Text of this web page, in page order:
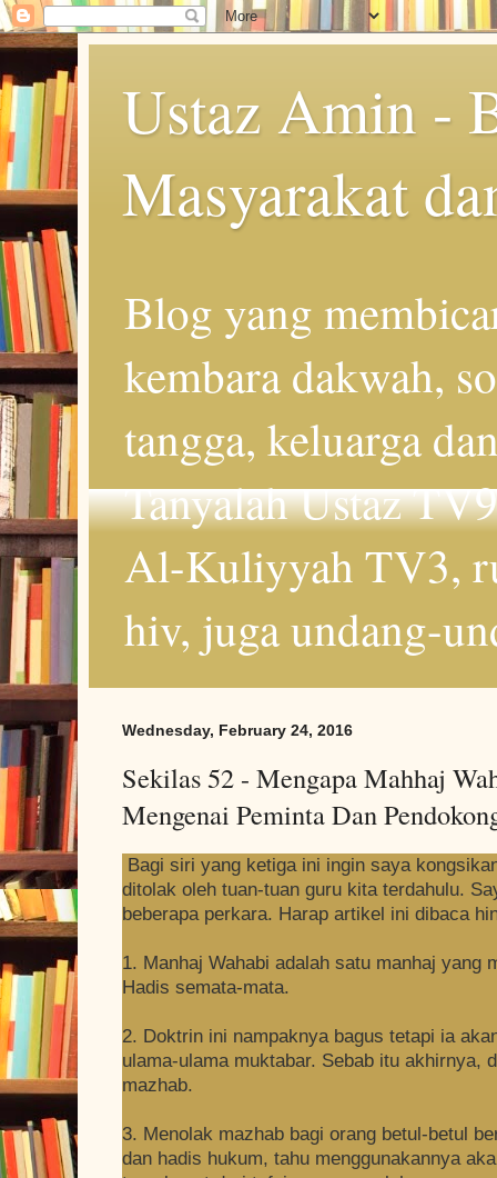
Ustaz Amin -
Masyarakat
Blog yang
kembara dakwah,
tangga, keluarga
Tanyalah Ustaz
Al-Kuliyyah TV3,
hiv, juga undang-
Wednesday, February 24, 2016
Sekilas 52 - Mengapa Mahhaj
Mengenai Peminta Dan
Bagi siri yang ketiga ini ingin saya
ditolak oleh tuan-tuan guru kita terdahulu.
beberapa perkara. Harap artikel ini dibaca
1. Manhaj Wahabi adalah satu manhaj yang
Hadis semata-mata.
2. Doktrin ini nampaknya bagus tetapi ia
ulama-ulama muktabar. Sebab itu akhirnya,
mazhab.
3. Menolak mazhab bagi orang betul-betul
dan hadis hukum, tahu menggunakannya